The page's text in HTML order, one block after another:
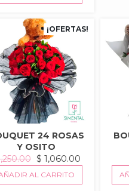
¡OFERTAS!
24 ROSAS
Y OSITO
EL
PRECIO
ORIGINAL
$ 1,060.00
ACTUAL
AL CARRITO